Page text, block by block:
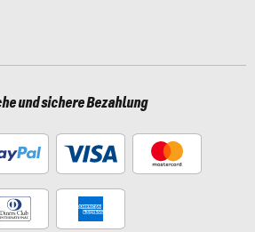
und sichere Bezahlung